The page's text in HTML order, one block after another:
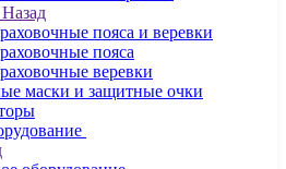
Назад
пояса и веревки
пояса
веревки
маски и защитные очки